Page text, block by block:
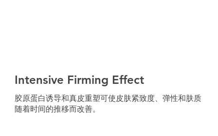
胶原蛋白诱导和真皮重塑可使皮肤紧致度、弹性和肤质
随着时间的推移而改善。
Intensive Firming Effect